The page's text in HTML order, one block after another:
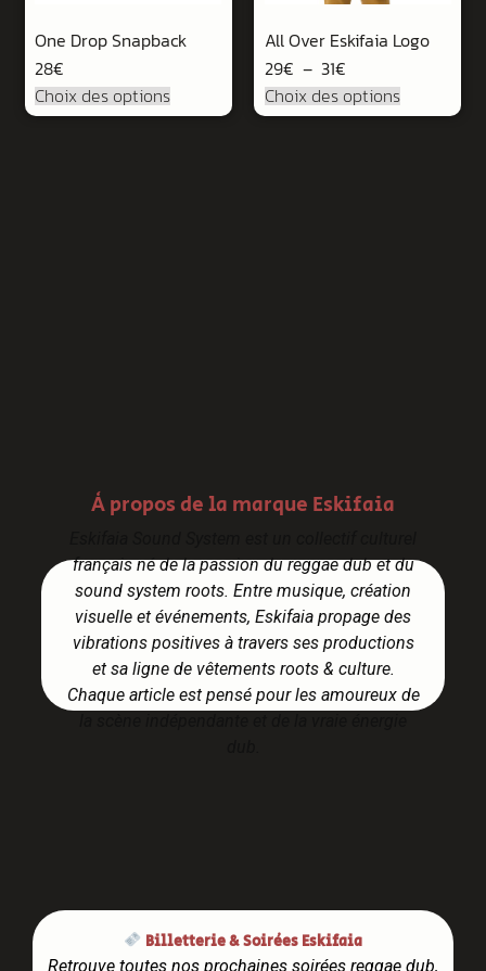
One Drop Snapback
28€
Choix des options
All Over Eskifaia Logo
29€ – 31€
Choix des options
À propos de la marque Eskifaia
français né de la passion dureggae dubet du
sound system roots. Entre musique, création
visuelle et événements, Eskifaia propage des
vibrations positivesà travers ses productions
et sa ligne de vêtements roots & culture.
Chaque article est pensé pour les amoureux de
Billetterie & Soirées Eskifaia
Retrouve toutes nos prochaines soirées reggae dub,